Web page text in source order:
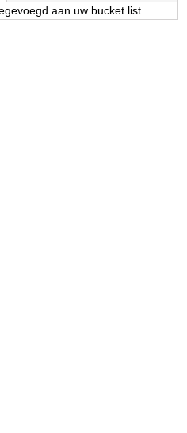
aan uw bucket list.